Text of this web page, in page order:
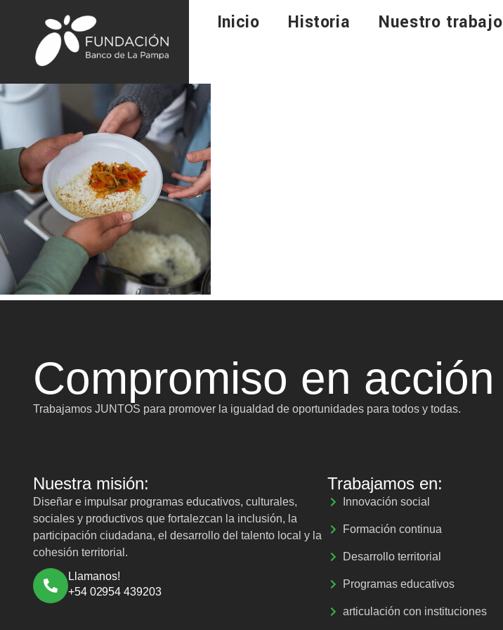
Inicio Historia Nuestro trabajo
Compromiso en acción
Trabajamos JUNTOS para promover la igualdad de oportunidades para todos y todas.
Nuestra misión:
Diseñar e impulsar programas educativos, culturales,
sociales y productivos que fortalezcan la inclusión, la
participación ciudadana, el desarrollo del talento local y la
cohesión territorial.
Llamanos!
+54 02954 439203
Trabajamos en:
Innovación social
Formación continua
Desarrollo territorial
Programas educativos
articulación con instituciones